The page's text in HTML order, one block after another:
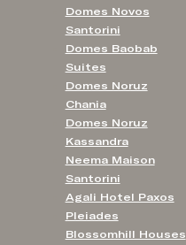
Domes Novos
Santorini
Domes Baobab
Suites
Domes Noruz
Chania
Domes Noruz
Kassandra
Neema Maison
Santorini
Agali Hotel Paxos
Pleiades
Blossomhill Houses